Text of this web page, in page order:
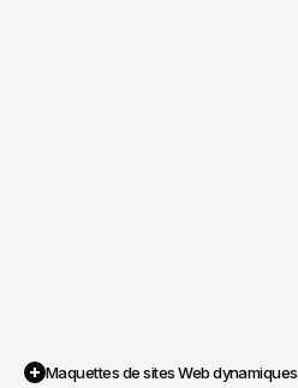
Maquettes de sites Web dynamiques